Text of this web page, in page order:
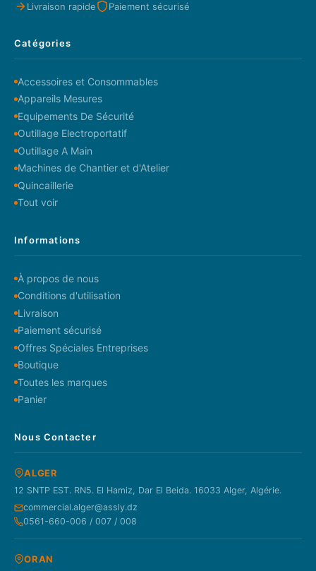
Livraison rapide Paiement sécurisé
Catégories
Accessoires et Consommables
Appareils Mesures
Equipements De Sécurité
Outillage Electroportatif
Outillage A Main
Machines de Chantier et d'Atelier
Quincaillerie
Tout voir
Informations
À propos de nous
Conditions d'utilisation
Livraison
Paiement sécurisé
Offres Spéciales Entreprises
Boutique
Toutes les marques
Panier
Nous Contacter
ALGER
12 SNTP EST. RN5. El Hamiz, Dar El Beida. 16033 Alger, Algérie.
commercial.alger@assly.dz
0561-660-006 / 007 / 008
ORAN